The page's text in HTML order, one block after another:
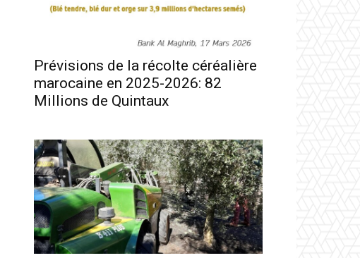
Prévisions de la récolte céréalière
marocaine en 2025-2026: 82
Millions de Quintaux